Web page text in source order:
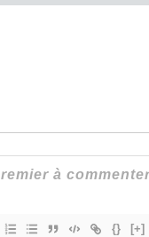
{} [+]